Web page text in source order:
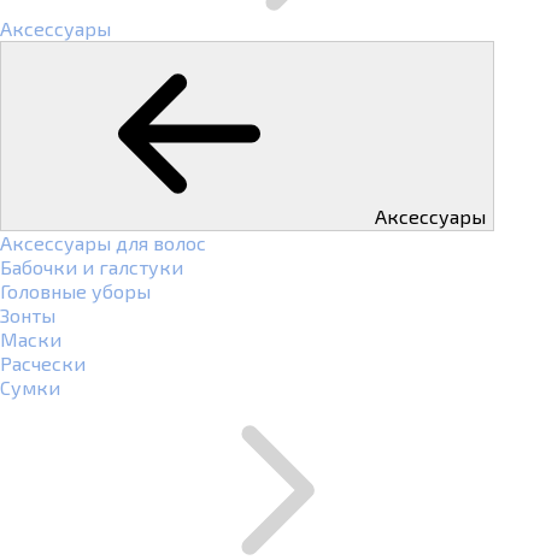
Аксессуары
Аксессуары
Аксессуары для волос
Бабочки и галстуки
Головные уборы
Зонты
Маски
Расчески
Сумки